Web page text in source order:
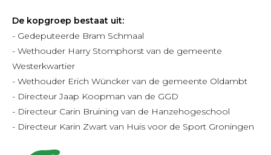
De kopgroep bestaat uit:
- Gedeputeerde Bram Schmaal
- Wethouder Harry Stomphorst van de gemeente
Westerkwartier
- Wethouder Erich Wüncker van de gemeente Oldambt
- Directeur Jaap Koopman van de GGD
- Directeur Carin Bruining van de Hanzehogeschool
- Directeur Karin Zwart van Huis voor de Sport Groningen